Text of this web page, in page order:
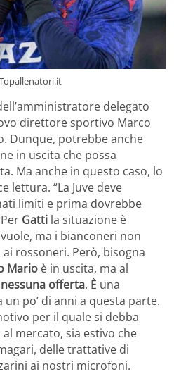
delegato
direttore sportivo Marco
Dunque, potrebbe anche
in uscita che possa
Ma anche in questo caso, lo
lettura. “La Juve deve
limiti e prima dovrebbe
Gatti la situazione è
ma i bianconeri non
rossoneri. Però, bisogna
Mario è in uscita, ma al
nessuna offerta. È una
po’ di anni a questa parte.
per il quale si debba
mercato, sia estivo che
delle trattative di
ai nostri microfoni.